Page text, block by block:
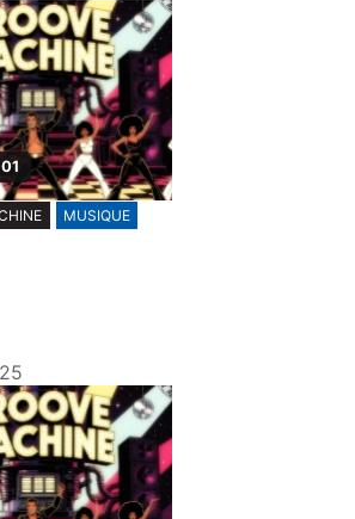
MUSIQUE